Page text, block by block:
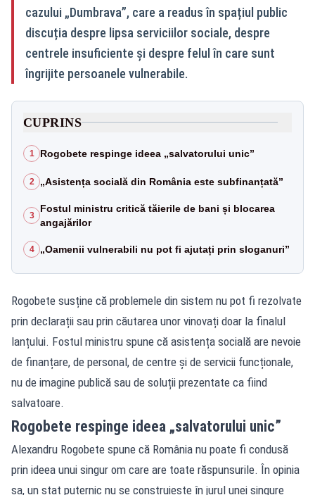
cazului „Dumbrava”, care a readus în spațiul public
discuția despre lipsa serviciilor sociale, despre
centrele insuficiente și despre felul în care sunt
îngrijite persoanele vulnerabile.
CUPRINS
1 Rogobete respinge ideea „salvatorului unic”
2 „Asistența socială din România este subfinanțată”
3
Fostul ministru critică tăierile de bani și blocarea
angajărilor
4 „Oamenii vulnerabili nu pot fi ajutați prin sloganuri”
Rogobete susține că problemele din sistem nu pot fi rezolvate
prin declarații sau prin căutarea unor vinovați doar la finalul
lanțului. Fostul ministru spune că asistența socială are nevoie
de finanțare, de personal, de centre și de servicii funcționale,
nu de imagine publică sau de soluții prezentate ca fiind
salvatoare.
Rogobete respinge ideea „salvatorului unic”
Alexandru Rogobete spune că România nu poate fi condusă
prin ideea unui singur om care are toate răspunsurile. În opinia
sa, un stat puternic nu se construiește în jurul unei singure